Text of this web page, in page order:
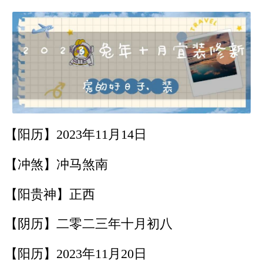
【阳历】2023年11月14日
【冲煞】冲马煞南
【阳贵神】正西
【阴历】二零二三年十月初八
【阳历】2023年11月20日